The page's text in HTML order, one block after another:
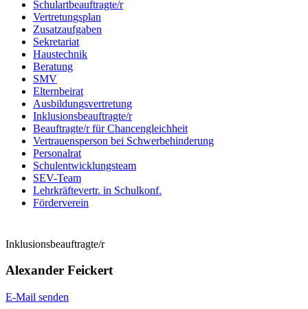
Schulartbeauftragte/r
Vertretungsplan
Zusatzaufgaben
Sekretariat
Haustechnik
Beratung
SMV
Elternbeirat
Ausbildungsvertretung
Inklusionsbeauftragte/r
Beauftragte/r für Chancengleichheit
Vertrauensperson bei Schwerbehinderung
Personalrat
Schulentwicklungsteam
SEV-Team
Lehrkräftevertr. in Schulkonf.
Förderverein
Inklusionsbeauftragte/r
Alexander Feickert
E-Mail senden